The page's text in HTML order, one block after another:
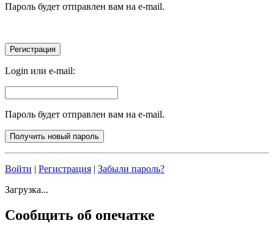
Пароль будет отправлен вам на e-mail.
Login или e-mail:
Пароль будет отправлен вам на e-mail.
Войти | Регистрация | Забыли пароль?
Загрузка...
Сообщить об опечатке